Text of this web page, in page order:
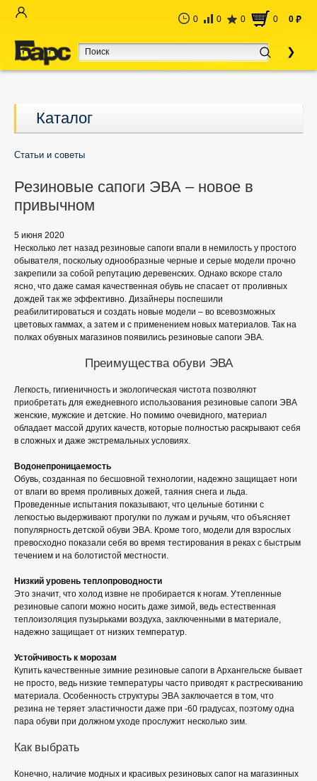
0 0 0 0 0 руб
Каталог
Статьи и советы
Резиновые сапоги ЭВА – новое в
привычном
5 июня 2020
Несколько лет назад резиновые сапоги впали в немилость у простого
обывателя, поскольку однообразные черные и серые модели прочно
закрепили за собой репутацию деревенских. Однако вскоре стало
ясно, что даже самая качественная обувь не спасает от проливных
дождей так же эффективно. Дизайнеры поспешили
реабилитироваться и создать новые модели – во всевозможных
цветовых гаммах, а затем и с применением новых материалов. Так на
полках обувных магазинов появились резиновые сапоги ЭВА.
Преимущества обуви ЭВА
Легкость, гигиеничность и экологическая чистота позволяют
приобретать для ежедневного использования резиновые сапоги ЭВА
женские, мужские и детские. Но помимо очевидного, материал
обладает массой других качеств, которые полностью раскрывают себя
в сложных и даже экстремальных условиях.
Водонепроницаемость
Обувь, созданная по бесшовной технологии, надежно защищает ноги
от влаги во время проливных дожей, таяния снега и льда.
Проведенные испытания показывают, что цельные ботинки с
легкостью выдерживают прогулки по лужам и ручьям, что объясняет
популярность детской обуви ЭВА. Кроме того, модели для взрослых
превосходно показали себя во время тестирования в реках с быстрым
течением и на болотистой местности.
Низкий уровень теплопроводности
Это значит, что холод извне не пробирается к ногам. Утепленные
резиновые сапоги можно носить даже зимой, ведь естественная
теплоизоляция пузырьками воздуха, заключенными в материале,
надежно защищает от низких температур.
Устойчивость к морозам
Купить качественные зимние резиновые сапоги в Архангельске бывает
не просто, ведь низкие температуры часто приводят к растрескиванию
материала. Особенность структуры ЭВА заключается в том, что
резина не теряет эластичности даже при -60 градусах, поэтому одна
пара обуви при должном уходе прослужит несколько зим.
Как выбрать
Конечно, наличие модных и красивых резиновых сапог на магазинных